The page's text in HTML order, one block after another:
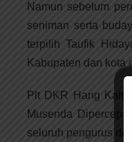
Namun sebelum
seniman serta
terpilih Taufik
Kabupaten dan kota
Plt DKR Hang
Musenda
seluruh pengurus